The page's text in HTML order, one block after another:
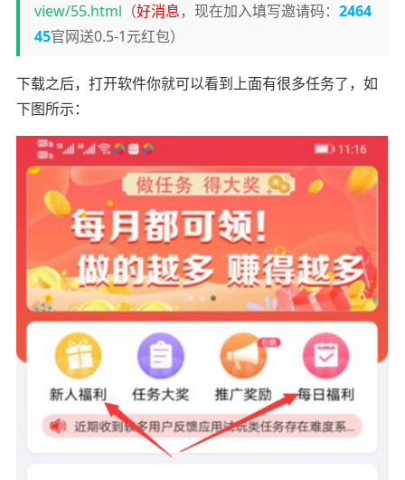
view/55.html （好消息，现在加入填写邀请码： 2464
45官网送0.5-1元红包）
下载之后，打开软件你就可以看到上面有很多任务了，如
下图所示：